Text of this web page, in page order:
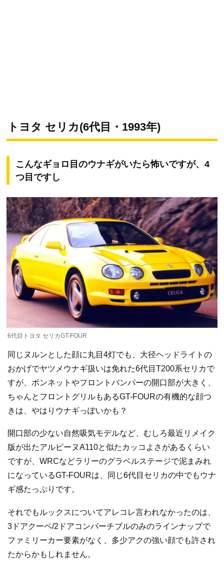
トヨタ セリカ(6代目・1993年)
こんなギョロ目のウナギがいたら怖いですが、4
つ目ですし
6代目トヨタ セリカGT-FOUR
同じヌルンとした顔に丸目4灯でも、大径ヘッドライトの
おかげでヤツメウナギ扱いは免れた6代目T200系セリカで
すが、ボンネットやフロントバンパーの開口部が大きく、
ちゃんとフロントグリルもあるGT-FOURの有機的な顔つ
きは、やはりウナギっぽいかも？
開口部の少ない自然吸気モデルなど、むしろ最近リメイク
版が出たアルピーヌA110と似たカッコよさがあるくらい
ですが、WRCなどラリーのグラベルステージで泥まみれ
になっているGT-FOURは、同じ6代目セリカの中でもウナ
ギ感たっぷりです。
それでもルックスについてアレコレ言われなかったのは、
3ドアクーペ/2ドアコンバーチブルのみのラインナップで
ファミリーカー要素がなく、多少アクの強い顔でも許され
たからかもしれません。